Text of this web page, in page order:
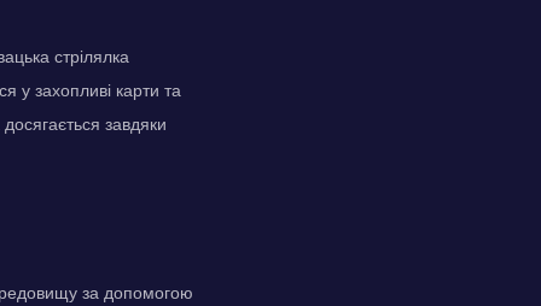
стрілялка
у захопливі карти та
завдяки
за допомогою